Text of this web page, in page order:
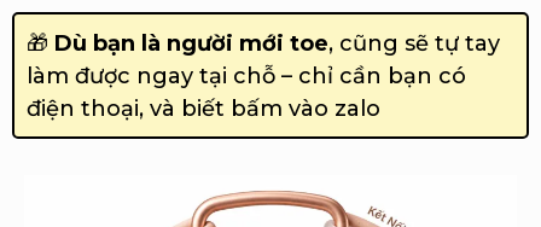
🎁 Dù bạn là người mới toe, cũng sẽ tự tay
làm được ngay tại chỗ – chỉ cần bạn có
điện thoại, và biết bấm vào zalo